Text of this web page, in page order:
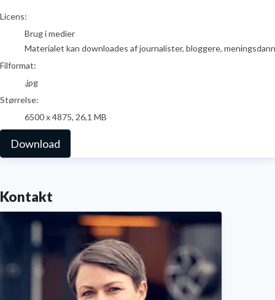
go to media item
Licens:
Brug i medier
Materialet kan downloades af journalister, bloggere,
Filformat:
.jpg
Størrelse:
6500 x 4875, 26,1 MB
Download
Kontakt